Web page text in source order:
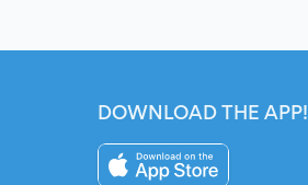
DOWNLOAD THE APP!